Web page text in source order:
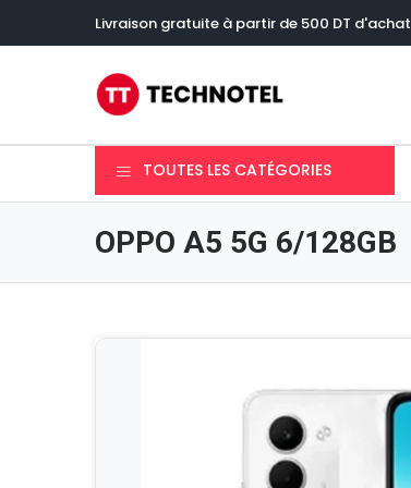
Livraison gratuite à partir de 500 DT d'achat
TOUTES LES CATÉGORIES
OPPO A5 5G 6/128GB